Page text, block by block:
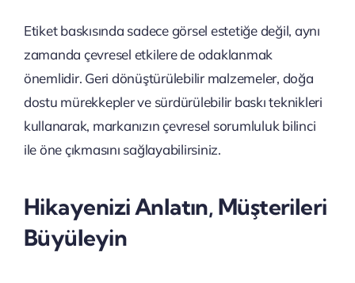
Etiket baskısında sadece görsel estetiğe değil, aynı
zamanda çevresel etkilere de odaklanmak
önemlidir. Geri dönüştürülebilir malzemeler, doğa
dostu mürekkepler ve sürdürülebilir baskı teknikleri
kullanarak, markanızın çevresel sorumluluk bilinci
ile öne çıkmasını sağlayabilirsiniz.
Hikayenizi Anlatın, Müşterileri
Büyüleyin